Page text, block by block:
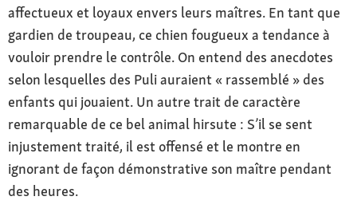
affectueux et loyaux envers leurs maîtres. En tant que
gardien de troupeau, ce chien fougueux a tendance à
vouloir prendre le contrôle. On entend des anecdotes
selon lesquelles des Puli auraient « rassemblé » des
enfants qui jouaient. Un autre trait de caractère
remarquable de ce bel animal hirsute : S’il se sent
injustement traité, il est offensé et le montre en
ignorant de façon démonstrative son maître pendant
des heures.